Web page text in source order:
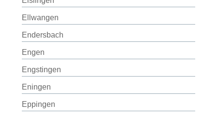
Ellwangen
Endersbach
Engen
Engstingen
Eningen
Eppingen